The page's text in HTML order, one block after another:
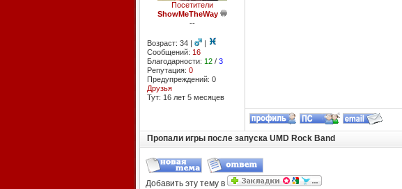
Посетители
ShowMeTheWay
--
Возраст: 34 |
|
Сообщений: 16
Благодарности: 12/ 3
Репутация: 0
Предупреждений: 0
Друзья
Тут: 16 лет 5 месяцев
Пропали игры после запуска UMD Rock Band
Добавить эту тему в